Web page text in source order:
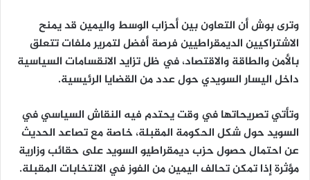
وترى بوش أن التعاون بين أحزاب الوسط واليمين قد يمنح
الاشتراكيين الديمقراطيين فرصة أفضل لتمرير ملفات تتعلق
بالأمن والطاقة والاقتصاد، في ظل تزايد الانقسامات السياسية
داخل اليسار السويدي حول عدد من القضايا الرئيسية.
وتأتي تصريحاتها في وقت يحتدم فيه النقاش السياسي في
السويد حول شكل الحكومة المقبلة، خاصة مع تصاعد الحديث
عن احتمال حصول حزب ديمقراطيو السويد على حقائب وزارية
مؤثرة إذا تمكن تحالف اليمين من الفوز في الانتخابات المقبلة.